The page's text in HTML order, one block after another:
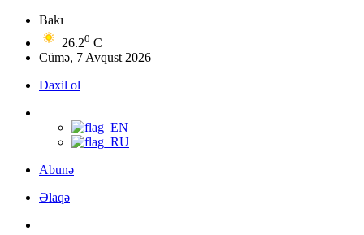
Bakı
26.20 C
Cümə, 7 Avqust 2026
Daxil ol
Abunə
Əlaqə